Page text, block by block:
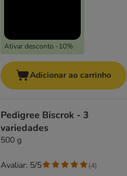
Ativar desconto -10%
Adicionar ao carrinho
Pedigree Biscrok - 3
variedades
500 g
Avaliar: 5/5 (4)